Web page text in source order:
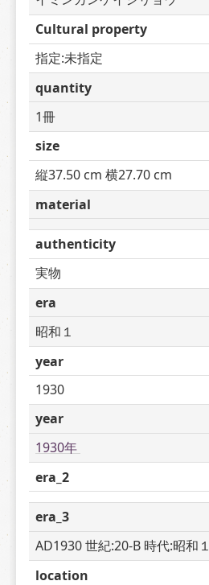
Cultural property
指定:未指定
quantity
1冊
size
縦37.50 cm 横27.70 cm
material
authenticity
実物
era
昭和１
year
1930
year
1930年
era_2
era_3
AD1930 世紀:20-B 時代:昭和１
location